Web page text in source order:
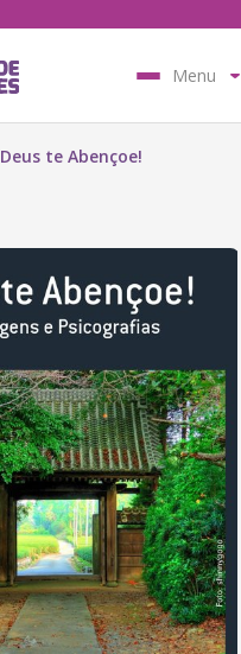
Menu
Deus te Abençoe!